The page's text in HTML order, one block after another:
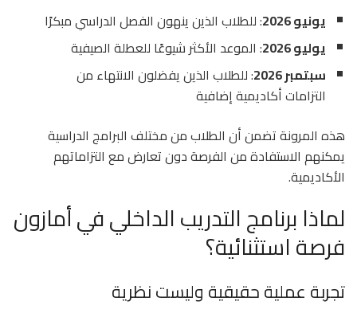
يونيو 2026
: للطلاب الذين ينهون الفصل الدراسي مبكرًا
يوليو 2026
: الموعد الأكثر شيوعًا للعطلة الصيفية
سبتمبر 2026
: للطلاب الذين يفضلون الانتهاء من
التزامات أكاديمية إضافية
هذه المرونة تضمن أن الطلاب من مختلف البرامج الدراسية
يمكنهم الاستفادة من الفرصة دون تعارض مع التزاماتهم
الأكاديمية.
لماذا برنامج التدريب الداخلي في أمازون
فرصة استثنائية؟
تجربة عملية حقيقية وليست نظرية